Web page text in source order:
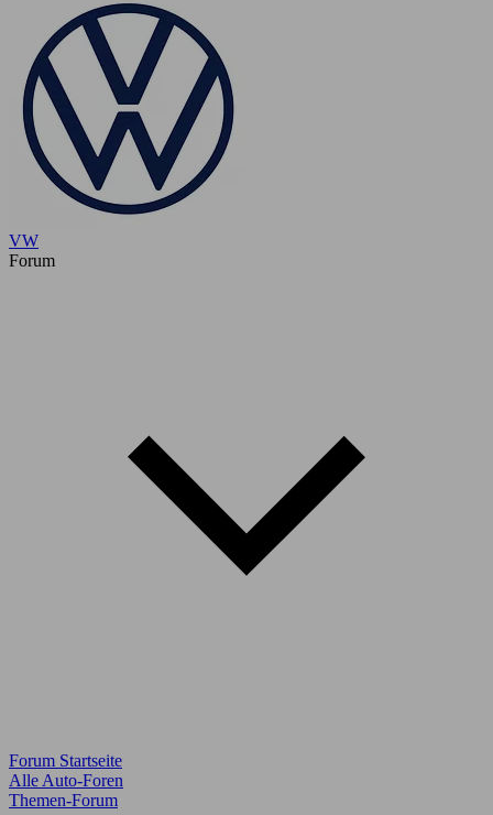
VW
Forum
Forum Startseite
Alle Auto-Foren
Themen-Forum